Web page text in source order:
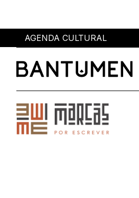
AGENDA CULTURAL
Sobre
SOBRE NÓS